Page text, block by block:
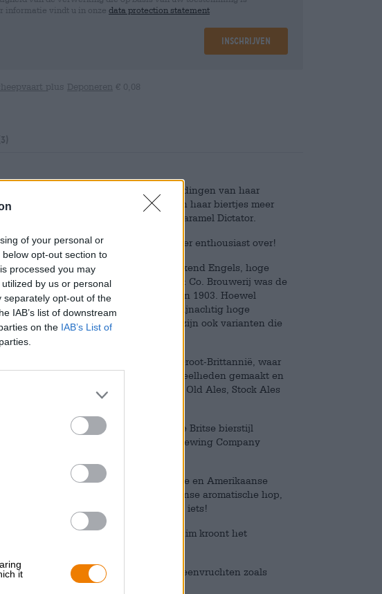
of your personal or
opt-out section to
processed you may
by us or personal
separately opt-out of the
IAB’s list of downstream
on the IAB’s List of
it
informatie vindt u in onze data protection statement
Inschrijven
plus Deponeren € 0,08
Beard kent, weet dat er alleen grote dingen van haar
lerares iets doet, is het goed en zijn haar biertjes meer
aan hun illustere assortiment is de Caramel Dictator.
Barleywine voor jullie geproefd en is er enthousiast over!
Barleywine. Deze bierstijl is aansprekend Engels, hoge
een flinke portie restzoet. De Bass & Co. Brouwerij was de
brouwde en gaf het bier zijn naam in 1903. Hoewel
toch in de titel. Dat komt door het wijnachtig hoge
tussen de 8 en 12 procent, maar er zijn ook varianten die
Co.: de bierstijl heeft zijn wortels in Groot-Brittannië, waar
Deze werden in kleine hoeveelheden gemaakt en
tijd worden bewaard. De traditie van Old Ales, Stock Ales
uiteindelijk de Verenigde Staten. De Britse bierstijl
De legendarische Anchor Brewing Company
onderscheid gemaakt tussen Britse en Amerikaanse
royale hoeveelheden Amerikaanse aromatische hop,
moutig karakter. Er is voor elke smaak iets!
in het glas. Een fijn crèmekleurig schuim kroont het
karamel, rozijnen en gedroogde steenvruchten zoals